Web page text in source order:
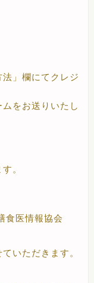
」欄にてクレジ
をお送りいたし
。
食医情報協会
いただきます。